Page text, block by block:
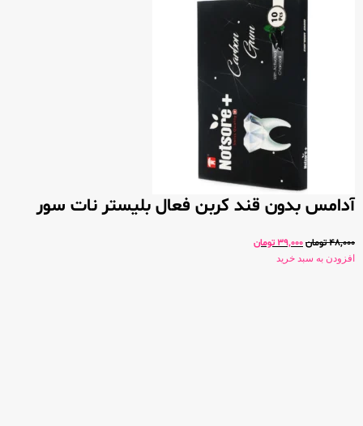
آدامس بدون قند کربن فعال بلیستر نات سور
48,000تومان39,000 تومان
افزودن به سبد خرید